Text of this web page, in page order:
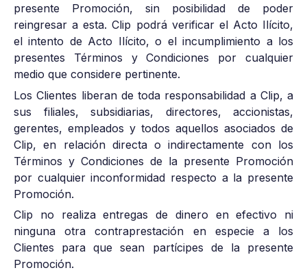
presente Promoción, sin posibilidad de poder
reingresar a esta. Clip podrá verificar el Acto Ilícito,
el intento de Acto Ilícito, o el incumplimiento a los
presentes Términos y Condiciones por cualquier
medio que considere pertinente.
Los Clientes liberan de toda responsabilidad a Clip, a
sus filiales, subsidiarias, directores, accionistas,
gerentes, empleados y todos aquellos asociados de
Clip, en relación directa o indirectamente con los
Términos y Condiciones de la presente Promoción
por cualquier inconformidad respecto a la presente
Promoción.
Clip no realiza entregas de dinero en efectivo ni
ninguna otra contraprestación en especie a los
Clientes para que sean partícipes de la presente
Promoción.